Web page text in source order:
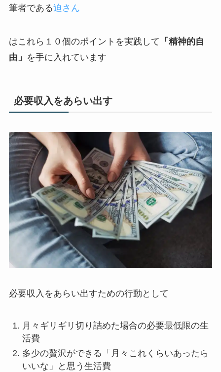
筆者である迫さん
はこれら１０個のポイントを実践して 「精神的自
由」 を手に入れています
必要収入をあらい出す
必要収入をあらい出すための行動として
月々ギリギリ切り詰めた場合の必要最低限の生
活費
多少の贅沢ができる「月々これくらいあったら
いいな」と思う生活費